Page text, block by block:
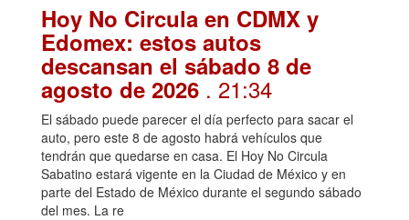
Hoy No Circula en CDMX y
Edomex: estos autos
descansan el sábado 8 de
agosto de 2026 . 21:34
El sábado puede parecer el día perfecto para sacar el
auto, pero este 8 de agosto habrá vehículos que
tendrán que quedarse en casa. El Hoy No Circula
Sabatino estará vigente en la Ciudad de México y en
parte del Estado de México durante el segundo sábado
del mes. La re